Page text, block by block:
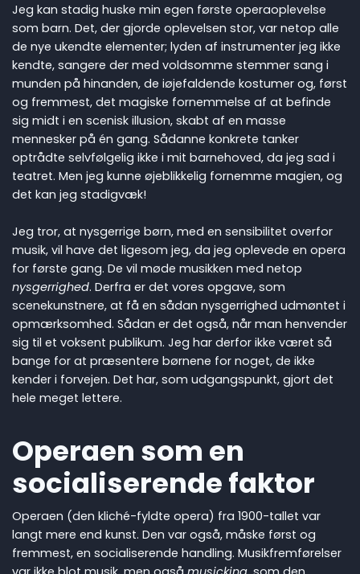
Jeg kan stadig huske min egen første operaoplevelse
som barn. Det, der gjorde oplevelsen stor, var netop alle
de nye ukendte elementer; lyden af instrumenter jeg ikke
kendte, sangere der med voldsomme stemmer sang i
munden på hinanden, de iøjefaldende kostumer og, først
og fremmest, det magiske fornemmelse af at befinde
sig midt i en scenisk illusion, skabt af en masse
mennesker på én gang. Sådanne konkrete tanker
optrådte selvfølgelig ikke i mit barnehoved, da jeg sad i
teatret. Men jeg kunne øjeblikkelig fornemme magien, og
det kan jeg stadigvæk!
Jeg tror, at nysgerrige børn, med en sensibilitet overfor
musik, vil have det ligesom jeg, da jeg oplevede en opera
for første gang. De vil møde musikken med netop
nysgerrighed. Derfra er det vores opgave, som
scenekunstnere, at få en sådan nysgerrighed udmøntet i
opmærksomhed. Sådan er det også, når man henvender
sig til et voksent publikum. Jeg har derfor ikke været så
bange for at præsentere børnene for noget, de ikke
kender i forvejen. Det har, som udgangspunkt, gjort det
hele meget lettere.
Operaen som en
socialiserende faktor
Operaen (den kliché-fyldte opera) fra 1900-tallet var
langt mere end kunst. Den var også, måske først og
fremmest, en socialiserende handling. Musikfremførelser